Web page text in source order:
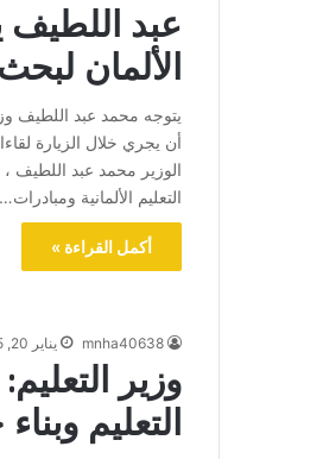
عبد اللطيف
الألمان
يتوجه محمد عبد اللطيف
أن يجري خلال الزيارة
الوزير محمد عبد اللطيف
التعليم الألمانية ومبادرات…
أكمل القراءة »
mnha40638 يناير 20, 2025
وزير
التعليم